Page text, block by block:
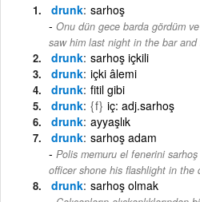
drunk sarhoş
Onu dün gece barda gördüm
saw him last night in the bar and
drunk sarhoş içkili
drunk içki âlemi
drunk fitil gibi
drunk {f} iç: adj.sarhoş
drunk ayyaşlık
drunk sarhoş adam
Polis memuru el fenerini
officer shone his flashlight in the
drunk sarhoş olmak